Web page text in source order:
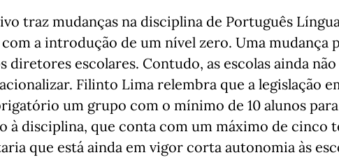
traz mudanças na disciplina de Português
a introdução de um nível zero. Uma mudança
diretores escolares. Contudo, as escolas ainda
Filinto Lima relembra que a legislação
um grupo com o mínimo de 10 alunos
à disciplina, que conta com um máximo de cinco
que está ainda em vigor corta autonomia às